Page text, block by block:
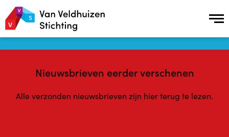
Over ons
Over ons
Nieuwsbrieven eerder verschenen
Alle verzonden nieuwsbrieven zijn hier terug te lezen.